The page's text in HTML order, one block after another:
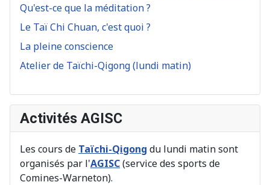
Qu'est-ce que la méditation ?
Le Taï Chi Chuan, c'est quoi ?
La pleine conscience
Atelier de Taïchi-Qigong (lundi matin)
Activités AGISC
Les cours de Taïchi-Qigong du lundi matin sont
organisés par l'AGISC(service des sports de
Comines-Warneton).